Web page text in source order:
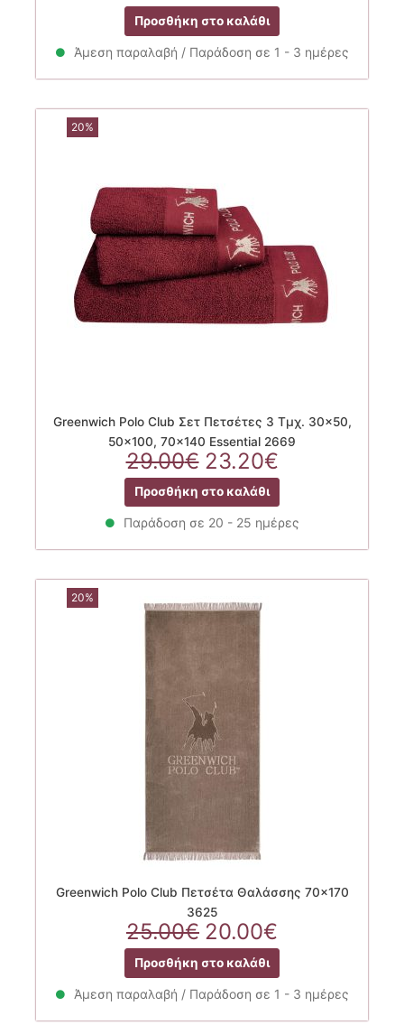
price
was:
22.90€.
τρέχουσα
τιμή
είναι:
18.30€.
Προσθήκη στο καλάθι
Άμεση παραλαβή / Παράδοση σε 1 - 3 ημέρες
20%
Greenwich Polo Club Σετ Πετσέτες 3 Τμχ. 30×50,
50×100, 70×140 Essential 2669
29.00€ Original
price
was:
29.00€.
23.20€Η
τρέχουσα
τιμή
είναι:
Προσθήκη στο καλάθι
Παράδοση σε 20 - 25 ημέρες
20%
Greenwich Polo Club Πετσέτα Θαλάσσης 70×170
3625
25.00€ Original
price
was:
25.00€.
20.00€
τρέχουσα
τιμή
είναι:
20.00€.
Προσθήκη στο καλάθι
Άμεση παραλαβή / Παράδοση σε 1 - 3 ημέρες